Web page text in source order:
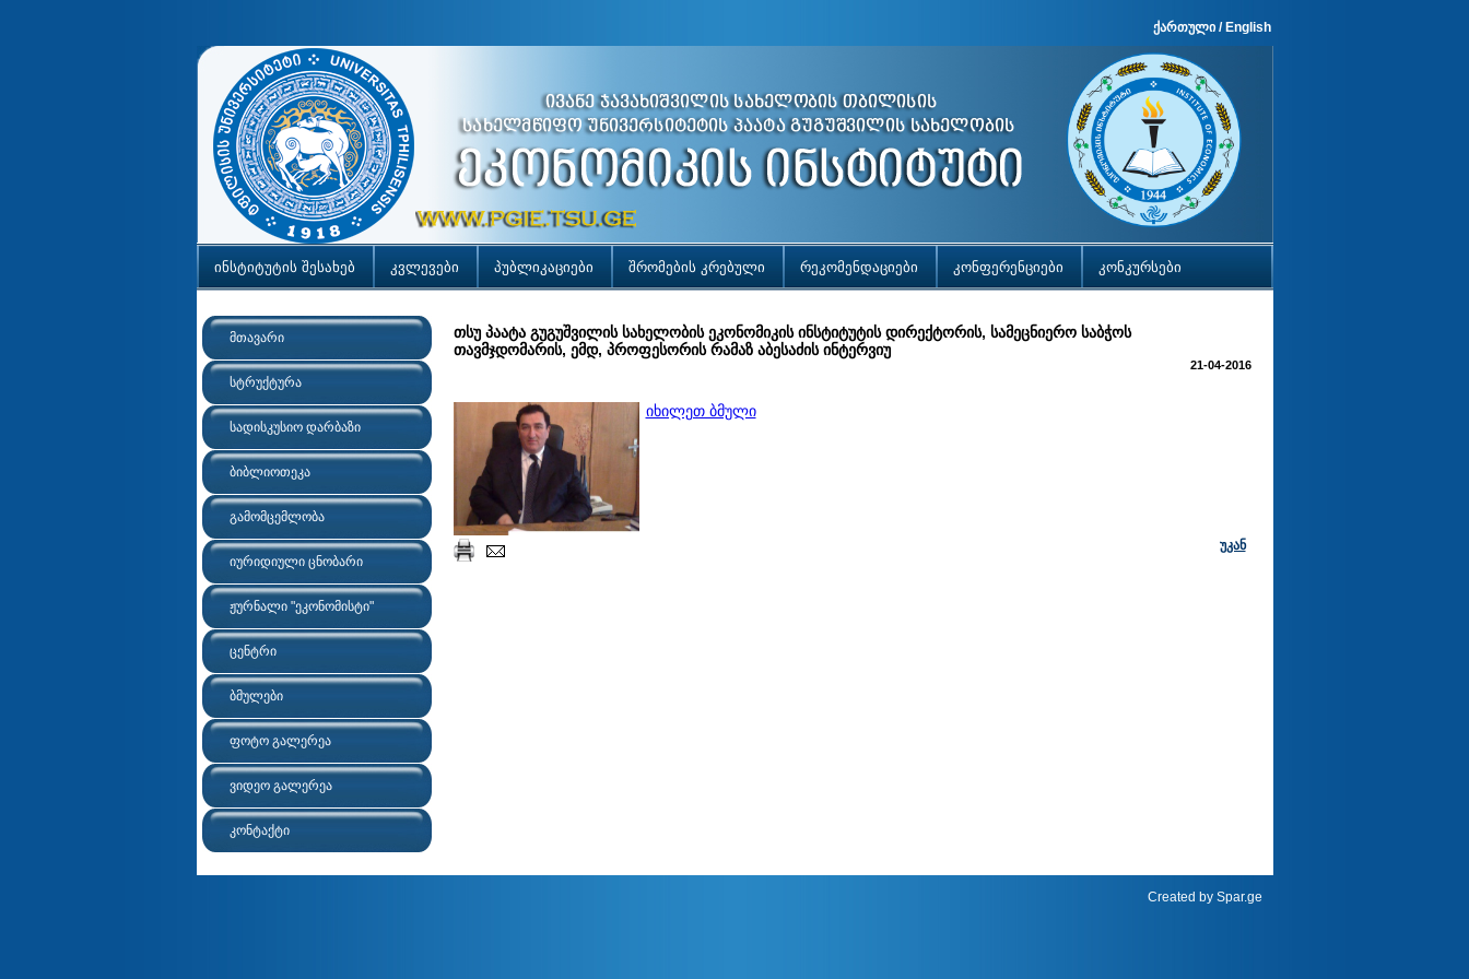
ქართული/ English
ინსტიტუტის შესახებ კვლევები პუბლიკაციები შრომების კრებული რეკომენდაციები კონფერენციები კონკურსები
მთავარი
სტრუქტურა
სადისკუსიო დარბაზი
ბიბლიოთეკა
გამომცემლობა
იურიდიული ცნობარი
ჟურნალი "ეკონომისტი"
ცენტრი
ბმულები
ფოტო გალერეა
ვიდეო გალერეა
კონტაქტი
თსუ პაატა გუგუშვილის სახელობის ეკონომიკის ინსტიტუტის დირექტორის, სამეცნიერო საბჭოს
თავმჯდომარის, ემდ, პროფესორის რამაზ აბესაძის ინტერვიუ
21-04-2016
იხილეთ ბმული
უკან
Created by Spar.ge